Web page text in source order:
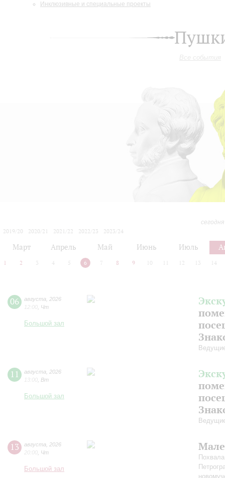
Инклюзивные и специальные проекты
Все события
2019/20
2020/21 2021/22 2022/23
2023/24
Март Апрель Май Июнь Июль
1 2 3 4 5 6 7 8 9 10 12 13 14
06 августа
2026
12:00 Чт
Большой зал
11 августа
2026
13:00 Вт
Большой зал
13 августа
2026
20:00 Чт
Большой зал